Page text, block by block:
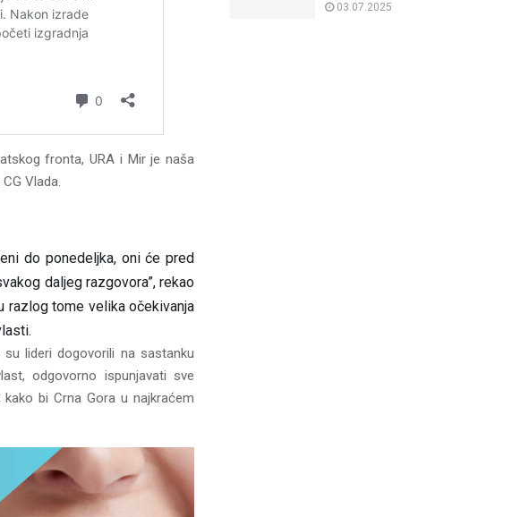
fronta, URA i Mir je naša
Vlada.
do ponedeljka, oni će pred
daljeg razgovora”, rekao
razlog tome velika očekivanja
lideri dogovorili na sastanku
odgovorno ispunjavati sve
bi Crna Gora u najkraćem
03.07.2025